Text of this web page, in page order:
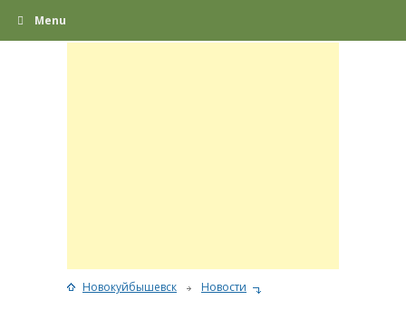
Menu
Новокуйбышевск Новости